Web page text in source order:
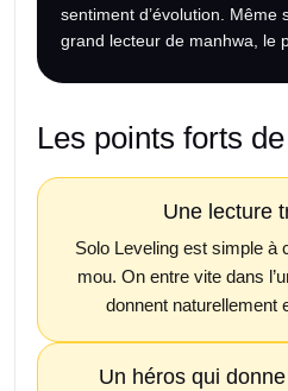
sentiment d’évolution. Même
grand lecteur de manhwa, le
Les points forts
Une lecture
Solo Leveling est simple à
mou. On entre vite dans
donnent naturellement
Un héros qui